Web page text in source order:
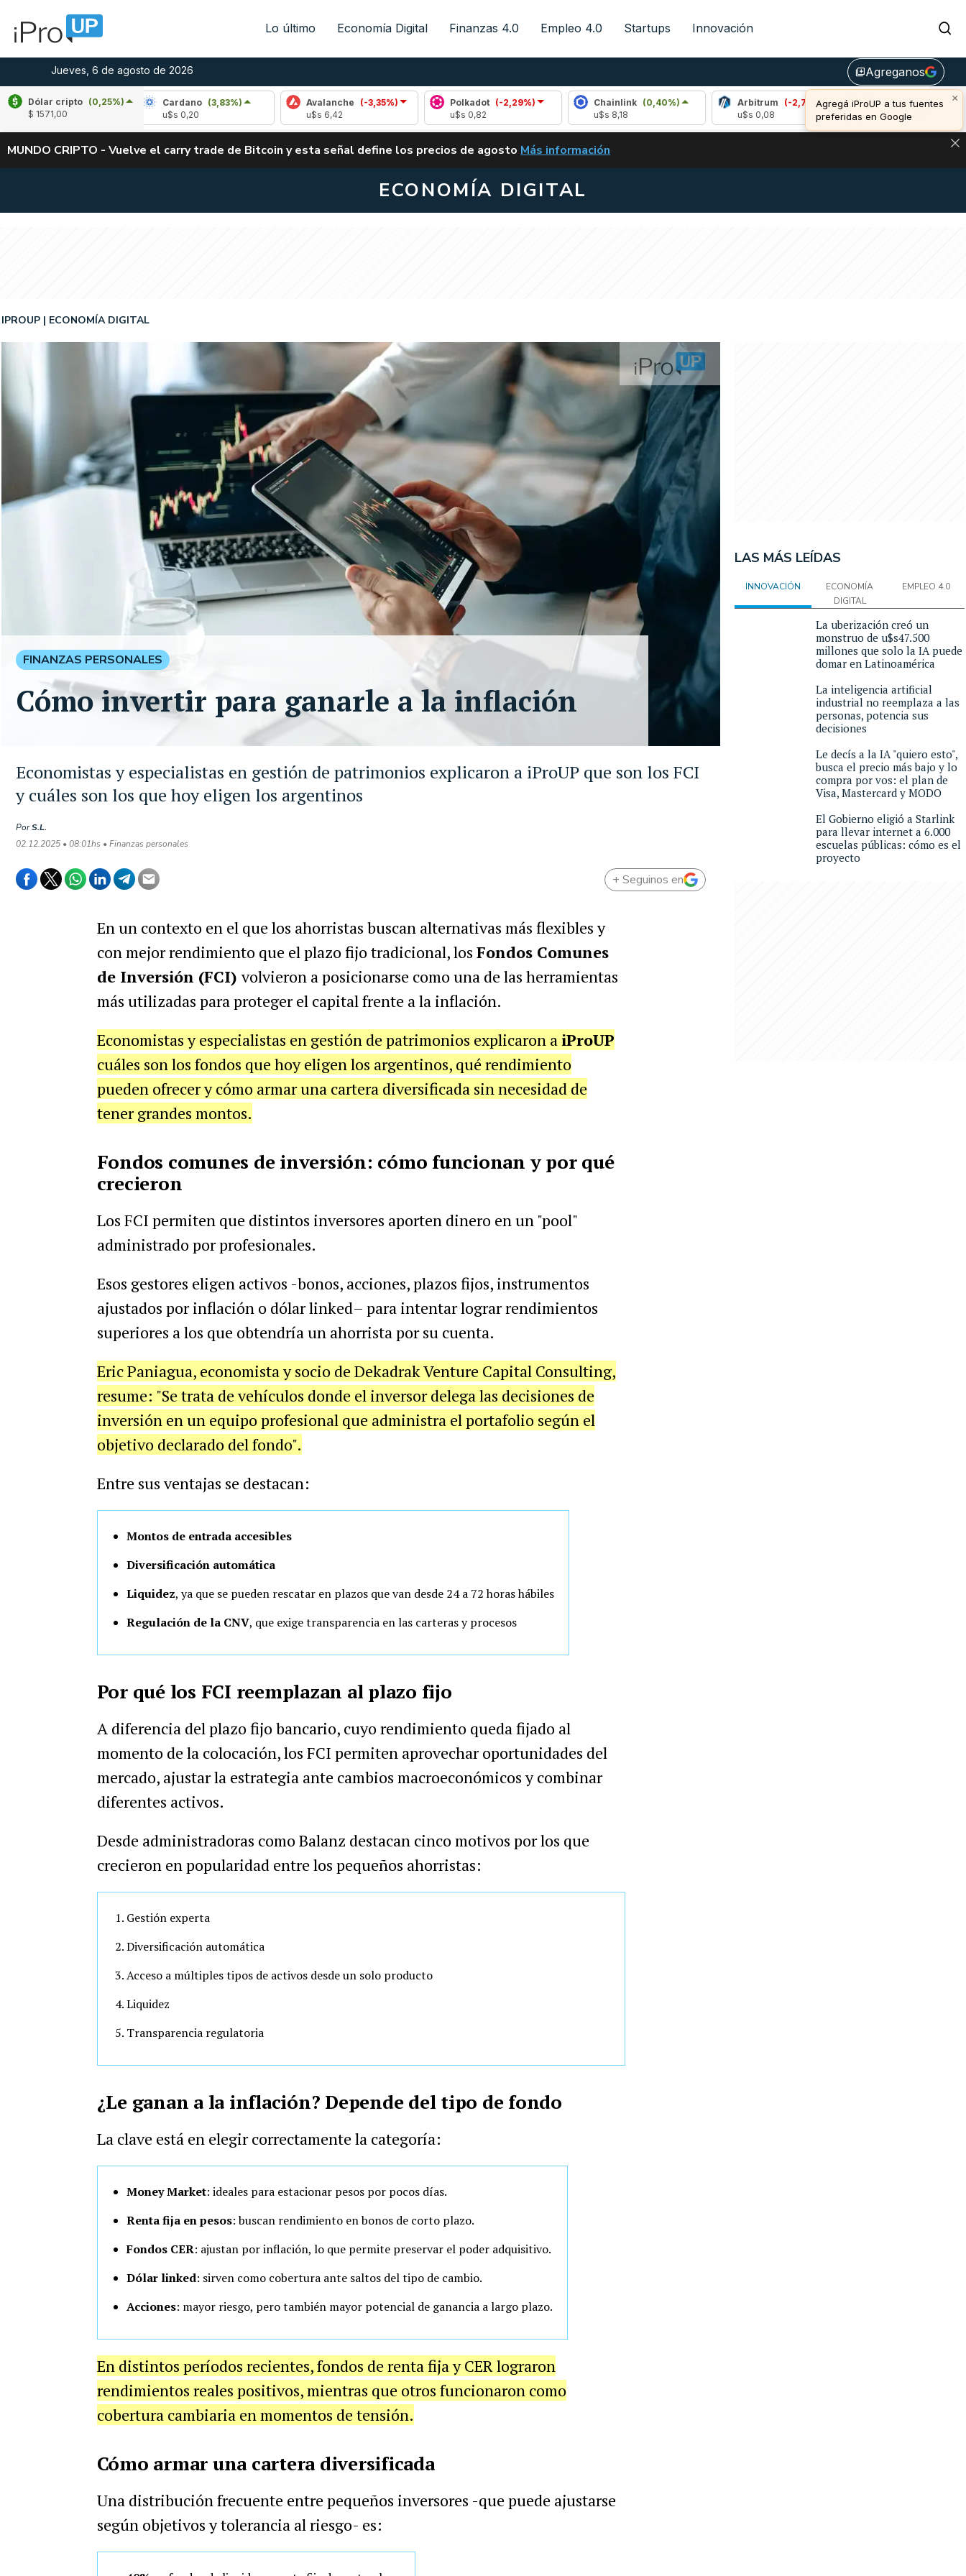
Lo último Economía Digital Finanzas 4.0 Empleo 4.0 Startups Innovación
Jueves, 6 de agosto de 2026 library_addAgreganos
×
Agregá iProUP a tus fuentes
preferidas en Google
Dólar cripto (0,25%)
$ 1571,00
(-2,89%)
Cardano
(3,83%)
Avalanche (-3,35%)
Polkadot
(-2,29%)
Chainlink
(0,40%)
Arbitrum
(-2,76%)
Bitcoin (-0,72%)
u$s 64.237,00
ALERTA
MUNDO CRIPTO - Vuelve el carry trade de Bitcoin y esta señal define los precios de agosto VUELVE EL CARRY TRADE DE BITCOIN Y ESTA SEÑAL DEFINE LOS PRECIOS DE
Más información
ECONOMÍA DIGITAL
Economistas y especialistas en gestión de patrimonios explicaron a iProUP que son los FCI
y cuáles son los que hoy eligen los argentinos
IPROUP ECONOMÍA DIGITAL
PorS.L.
02.12.2025 • 08:01hs • Finanzas personales
FINANZAS PERSONALES
Cómo invertir para ganarle a la inflación
+ Seguinos en
En un contexto en el que los ahorristas buscan alternativas más flexibles y
con mejor rendimiento que el plazo fijo tradicional, los Fondos Comunes
de Inversión (FCI)volvieron a posicionarse como una de las herramientas
más utilizadas para proteger el capital frente a la inflación.
Economistas y especialistas en gestión de patrimonios explicaron a iProUP
cuáles son los fondos que hoy eligen los argentinos, qué rendimiento
pueden ofrecer y cómo armar una cartera diversificada sin necesidad de
tener grandes montos.
Fondos comunes de inversión: cómo funcionan y por qué
crecieron
Los FCI permiten que distintos inversores aporten dinero en un "pool"
administrado por profesionales.
Esos gestores eligen activos -bonos, acciones, plazos fijos, instrumentos
ajustados por inflación o dólar linked– para intentar lograr rendimientos
superiores a los que obtendría un ahorrista por su cuenta.
Eric Paniagua, economista y socio de Dekadrak Venture Capital Consulting,
resume: "Se trata de vehículos donde el inversor delega las decisiones de
inversión en un equipo profesional que administra el portafolio según el
objetivo declarado del fondo".
Entre sus ventajas se destacan:
Montos de entrada accesibles
Diversificación automática
Liquidez, ya que se pueden rescatar en plazos que van desde 24 a 72 horas hábiles
Regulación de la CNV, que exige transparencia en las carteras y procesos
Por qué los FCI reemplazan al plazo fijo
A diferencia del plazo fijo bancario, cuyo rendimiento queda fijado al
momento de la colocación, los FCI permiten aprovechar oportunidades del
mercado, ajustar la estrategia ante cambios macroeconómicos y combinar
diferentes activos.
Desde administradoras como Balanz destacan cinco motivos por los que
crecieron en popularidad entre los pequeños ahorristas:
Gestión experta
Diversificación automática
Acceso a múltiples tipos de activos desde un solo producto
Liquidez
Transparencia regulatoria
¿Le ganan a la inflación? Depende del tipo de fondo
La clave está en elegir correctamente la categoría:
Money Market: ideales para estacionar pesos por pocos días.
Renta fija en pesos: buscan rendimiento en bonos de corto plazo.
Fondos CER: ajustan por inflación, lo que permite preservar el poder adquisitivo.
Dólar linked: sirven como cobertura ante saltos del tipo de cambio.
Acciones: mayor riesgo, pero también mayor potencial de ganancia a largo plazo.
En distintos períodos recientes, fondos de renta fija y CER lograron
rendimientos reales positivos, mientras que otros funcionaron como
cobertura cambiaria en momentos de tensión.
Cómo armar una cartera diversificada
Una distribución frecuente entre pequeños inversores -que puede ajustarse
según objetivos y tolerancia al riesgo- es:
LAS MÁS LEÍDAS
INNOVACIÓN
ECONOMÍA
DIGITAL
EMPLEO 4.0
La uberización creó un
monstruo de u$s47.500
millones que solo la IA puede
domar en Latinoamérica
La inteligencia artificial
industrial no reemplaza a las
personas, potencia sus
decisiones
Le decís a la IA "quiero esto",
busca el precio más bajo y lo
compra por vos: el plan de
Visa, Mastercard y MODO
El Gobierno eligió a Starlink
para llevar internet a 6.000
escuelas públicas: cómo es el
proyecto